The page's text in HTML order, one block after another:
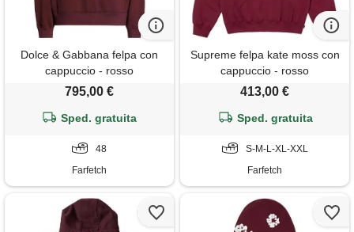
Dolce & Gabbana felpa con
cappuccio - rosso
795,00 €
Sped. gratuita
48
Farfetch
Supreme felpa kate moss con
cappuccio - rosso
413,00 €
Sped. gratuita
S-M-L-XL-XXL
Farfetch